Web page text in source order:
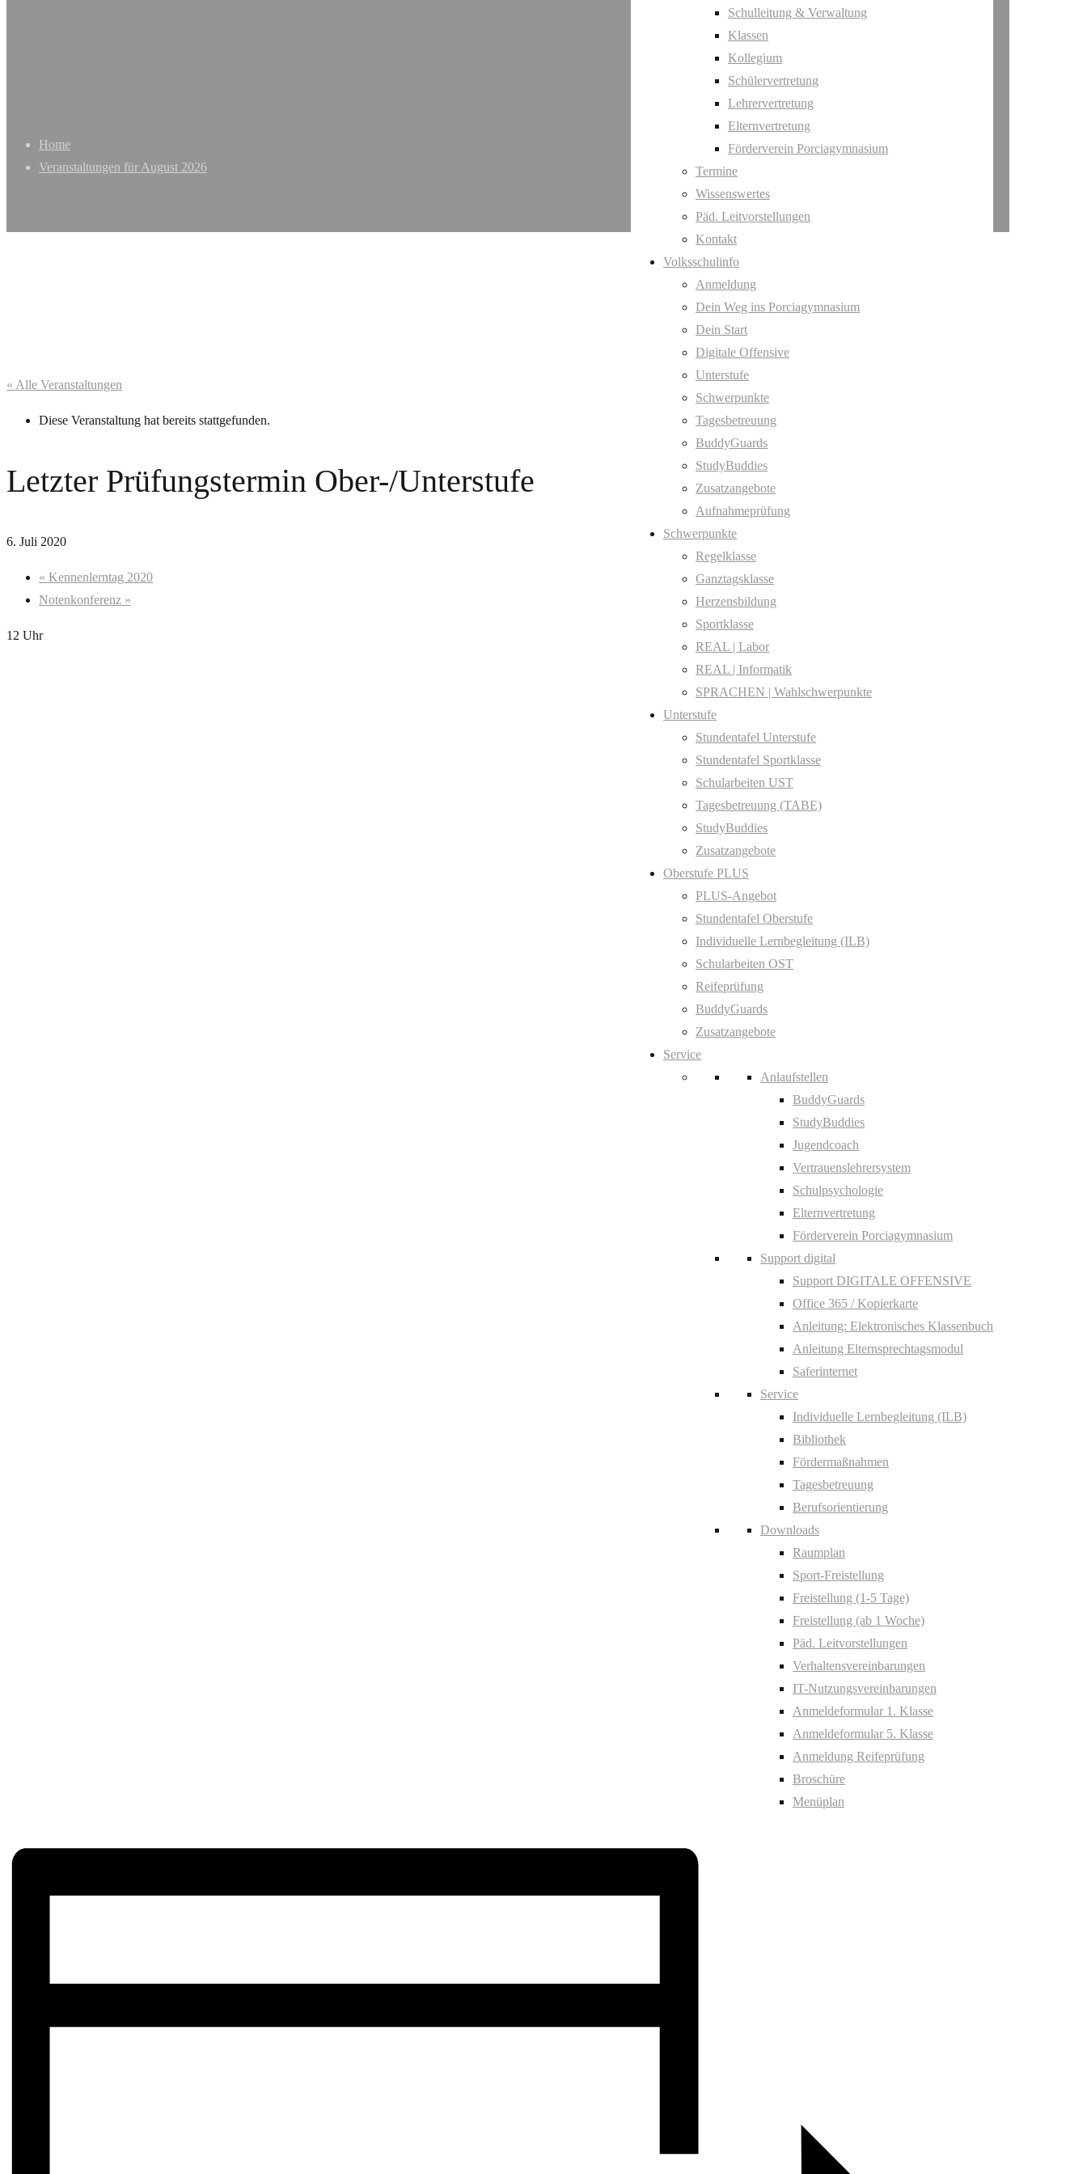
Schulleitung & Verwaltung
Klassen
Kollegium
Schülervertretung
Lehrervertretung
Elternvertretung
Förderverein Porciagymnasium
Termine
Wissenswertes
Päd. Leitvorstellungen
Kontakt
Volksschulinfo
Anmeldung
Dein Weg ins Porciagymnasium
Dein Start
Digitale Offensive
Unterstufe
Schwerpunkte
Tagesbetreuung
BuddyGuards
StudyBuddies
Zusatzangebote
Aufnahmeprüfung
Schwerpunkte
Regelklasse
Ganztagsklasse
Herzensbildung
Sportklasse
REAL | Labor
REAL | Informatik
SPRACHEN | Wahlschwerpunkte
Unterstufe
Stundentafel Unterstufe
Stundentafel Sportklasse
Schularbeiten UST
Tagesbetreuung (TABE)
StudyBuddies
Zusatzangebote
Oberstufe PLUS
PLUS-Angebot
Stundentafel Oberstufe
Individuelle Lernbegleitung (ILB)
Schularbeiten OST
Reifeprüfung
BuddyGuards
Zusatzangebote
Service
Anlaufstellen
BuddyGuards
StudyBuddies
Jugendcoach
Vertrauenslehrersystem
Schulpsychologie
Elternvertretung
Förderverein Porciagymnasium
Support digital
Support DIGITALE OFFENSIVE
Office 365 / Kopierkarte
Anleitung: Elektronisches Klassenbuch
Anleitung Elternsprechtagsmodul
Saferinternet
Service
Individuelle Lernbegleitung (ILB)
Bibliothek
Fördermaßnahmen
Tagesbetreuung
Berufsorientierung
Downloads
Raumplan
Sport-Freistellung
Freistellung (1-5 Tage)
Freistellung (ab 1 Woche)
Päd. Leitvorstellungen
Verhaltensvereinbarungen
IT-Nutzungsvereinbarungen
Anmeldeformular 1. Klasse
Anmeldeformular 5. Klasse
Anmeldung Reifeprüfung
Broschüre
Menüplan
Home
Veranstaltungen für August 2026
« Alle Veranstaltungen
Diese Veranstaltung hat bereits stattgefunden.
Letzter Prüfungstermin Ober-/Unterstufe
6. Juli 2020
« Kennenlerntag 2020
Notenkonferenz »
12 Uhr